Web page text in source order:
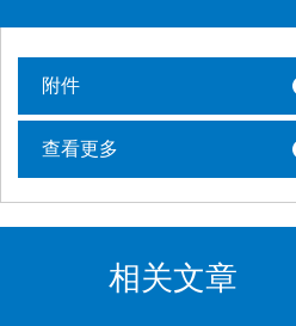
附件
查看更多
相关文章